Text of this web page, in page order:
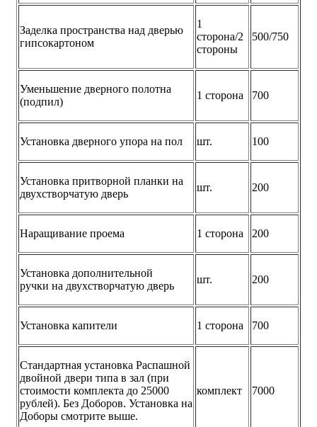
Заделка пространства над дверью
гипсокартоном
1
сторона/2
стороны
500/750
Уменьшение дверного полотна
(подпил)
1 сторона 700
Установка дверного упора на пол шт. 100
Установка притворной планки на
двухстворчатую дверь
шт. 200
Наращивание проема 1 сторона 200
Установка дополнительной
ручки на двухстворчатую дверь
шт. 200
Установка капители 1 сторона 700
Стандартная установка Распашной
двойной двери типа в зал (при
стоимости комплекта до 25000
рублей). Без Доборов. Установка на
Доборы смотрите выше.
комплект 7000